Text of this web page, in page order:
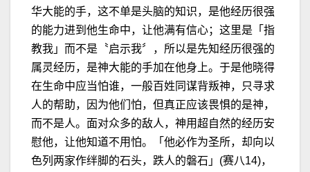
华大能的手，这不单是头脑的知识，是他经历很强
的能力进到他生命中，让他满有信心；这里是「指
教我」而不是〝启示我〞，所以是先知经历很强的
属灵经历，是神大能的手加在他身上。于是他晓得
在生命中应当怕谁，一般百姓同谋背叛神，只寻求
人的帮助，因为他们怕，但真正应该畏惧的是神，
而不是人。面对众多的敌人，神用超自然的经历安
慰他，让他知道不用怕。「他必作为圣所，却向以
色列两家作绊脚的石头，跌人的磐石」(赛八14)，